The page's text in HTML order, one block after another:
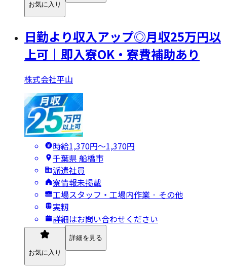
お気に入り
日勤より収入アップ◎月収25万円以
上可｜即入寮OK・寮費補助あり
株式会社平山
時給1,370円〜1,370円
千葉県 船橋市
派遣社員
寮情報未掲載
工場スタッフ・工場内作業 · その他
実籾
詳細はお問い合わせください
お気に入り
詳細を見る